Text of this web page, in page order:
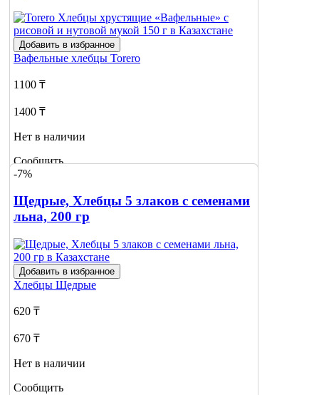
Добавить в избранное
Вафельные хлебцы Torero
1100 ₸
1400 ₸
Нет в наличии
Сообщить
о наличии
-7%
Щедрые, Хлебцы 5 злаков с семенами
льна, 200 гр
Добавить в избранное
Хлебцы Щедрые
620 ₸
670 ₸
Нет в наличии
Сообщить